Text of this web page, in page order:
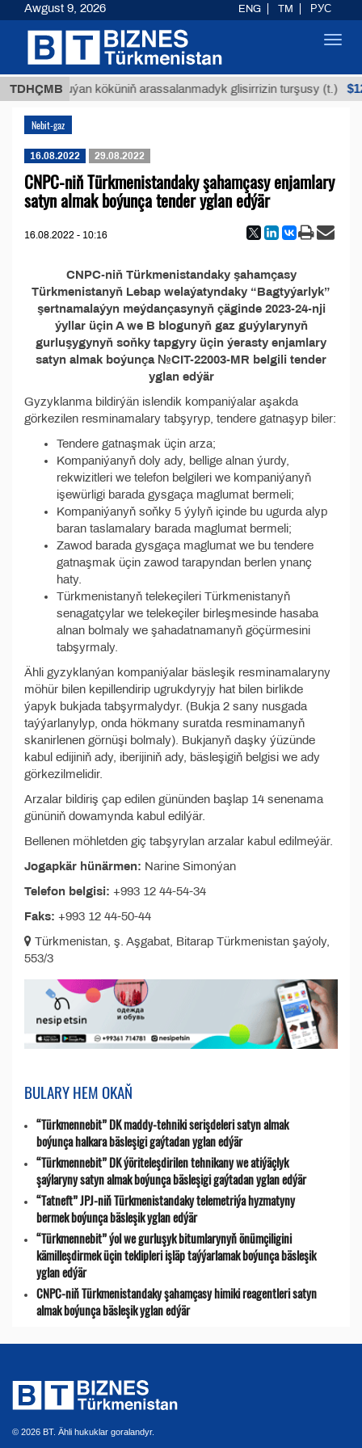
TDHÇMBBuýan köküniň arassalanmadyk glisirrizin turşusy (t.)
Nebit-gaz
16.08.2022 29.08.2022
CNPC-niň Türkmenistandaky şahamçasy enjamlary
satyn almak boýunça tender yglan edýär
16.08.2022 - 10:16
CNPC-niň Türkmenistandaky şahamçasy
Türkmenistanyň Lebap welaýatyndaky “Bagtyýarlyk”
şertnamalaýyn meýdançasynyň çäginde 2023-24-nji
ýyllar üçin A we B blogunyň gaz guýylarynyň
gurluşygynyň soňky tapgyry üçin ýerasty enjamlary
satyn almak boýunça №CIT-22003-MR belgili tender
yglan edýär
Gyzyklanma bildirýän islendik kompaniýalar aşakda
görkezilen resminamalary tabşyryp, tendere gatnaşyp biler:
Tendere gatnaşmak üçin arza;
Kompaniýanyň doly ady, bellige alnan ýurdy,
rekwizitleri we telefon belgileri we kompaniýanyň
işewürligi barada gysgaça maglumat bermeli;
Kompaniýanyň soňky 5 ýylyň içinde bu ugurda alyp
baran taslamalary barada maglumat bermeli;
Zawod barada gysgaça maglumat we bu tendere
gatnaşmak üçin zawod tarapyndan berlen ynanç
haty.
Türkmenistanyň telekeçileri Türkmenistanyň
senagatçylar we telekeçiler birleşmesinde hasaba
alnan bolmaly we şahadatnamanyň göçürmesini
tabşyrmaly.
Ähli gyzyklanýan kompaniýalar bäsleşik resminamalaryny
möhür bilen kepillendirip ugrukdyryjy hat bilen birlikde
ýapyk bukjada tabşyrmalydyr. (Bukja 2 sany nusgada
taýýarlanylyp, onda hökmany suratda resminamanyň
skanirlenen görnüşi bolmaly). Bukjanyň daşky ýüzünde
kabul edijiniň ady, iberijiniň ady, bäsleşigiň belgisi we ady
görkezilmelidir.
Arzalar bildiriş çap edilen gününden başlap 14 senenama
gününiň dowamynda kabul edilýär.
Bellenen möhletden giç tabşyrylan arzalar kabul edilmeýär.
Jogapkär hünärmen: Narine Simonýan
Telefon belgisi: +993 12 44-54-34
Faks: +993 12 44-50-44
Türkmenistan, ş. Aşgabat, Bitarap Türkmenistan şaýoly,
553/3
BULARY HEM OKAŇ
“Türkmennebit” DK maddy-tehniki serişdeleri satyn almak
boýunça halkara bäsleşigi gaýtadan yglan edýär
“Türkmennebit” DK ýöriteleşdirilen tehnikany we atiýäçlyk
şaýlaryny satyn almak boýunça bäsleşigi gaýtadan yglan edýär
“Tatneft” JPJ-niň Türkmenistandaky telemetriýa hyzmatyny
bermek boýunça bäsleşik yglan edýär
“Türkmennebit” ýol we gurluşyk bitumlarynyň önümçiligini
kämilleşdirmek üçin teklipleri işläp taýýarlamak boýunça bäsleşik
yglan edýär
CNPC-niň Türkmenistandaky şahamçasy himiki reagentleri satyn
almak boýunça bäsleşik yglan edýär
© 2026 BT. Ähli hukuklar goralandyr.
Awgust 9, 2026 ENG TM РУС